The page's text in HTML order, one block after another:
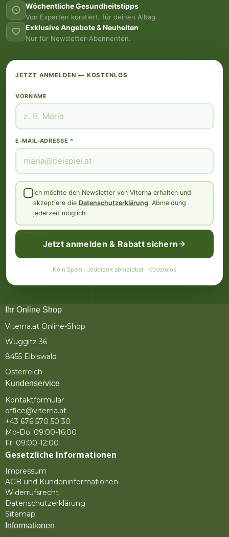
Wöchentliche Gesundheitstipps
Von Experten kuratiert, für deinen Alltag.
Exklusive Angebote & Neuheiten
Nur für Newsletter-Abonnenten.
JETZT ANMELDEN — KOSTENLOS
VORNAME
E-MAIL-ADRESSE *
Ich möchte den Newsletter von Viterna erhalten und
akzeptiere die Datenschutzerklärung. Abmeldung
jederzeit möglich.
Jetzt anmelden & Rabatt sichern
Kein Spam · Jederzeit abmeldbar · Kostenlos
Ihr Online Shop
Viterna.at Online-Shop
Wuggitz 36
8455 Eibiswald
Österreich
Kundenservice
Kontaktformular
office@viterna.at
+43 676 570 50 30
Mo-Do: 09:00-16:00
Fr: 09:00-12:00
Gesetzliche Informationen
Impressum
AGB und Kundeninformationen
Widerrufsrecht
Datenschutzerklärung
Sitemap
Informationen